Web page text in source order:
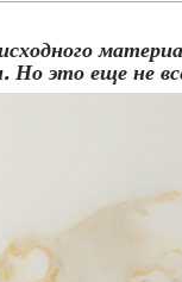
Но это еще не